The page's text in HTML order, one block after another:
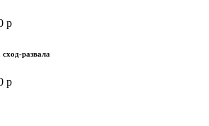
р
сход-развала
р